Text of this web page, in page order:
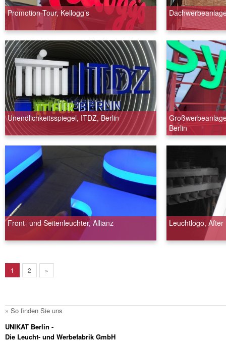
Promotion-Tour, Kellogg’s
Unendlichkeitsspiegel, ITDZ, Berlin
Berlin
Front- und Seitenleuchter, Allianz Leuchtlogo, After
1 2 »
» So finden Sie uns
UNIKAT Berlin -
Die Leucht- und Werbefabrik GmbH